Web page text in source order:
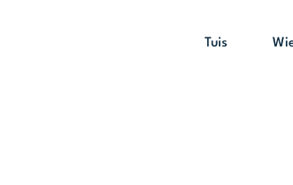
Tuis